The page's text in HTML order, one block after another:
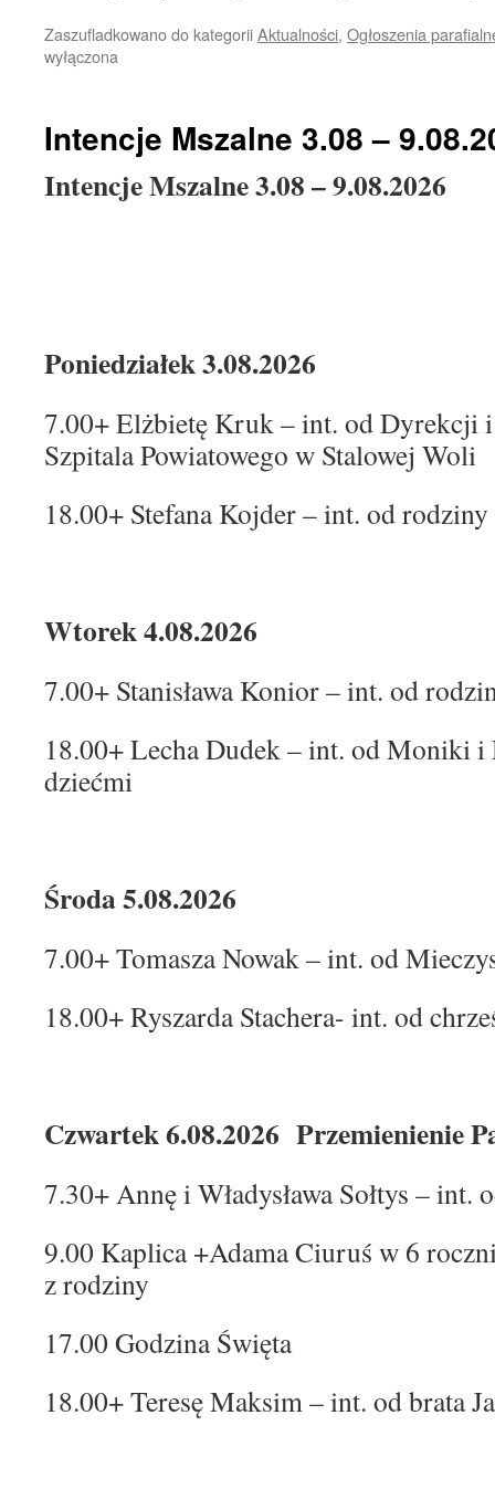
Zaszufladkowano do kategoriiAktualności, Ogłoszenia
wyłączona
Intencje Mszalne 3.08 –
Intencje Mszalne 3.08 – 9.08.2026
Poniedziałek 3.08.2026
7.00+ Elżbietę Kruk – int. od Dyrekcji
Szpitala Powiatowego w Stalowej Woli
18.00+ Stefana Kojder – int. od
Wtorek 4.08.2026
7.00+ Stanisława Konior – int. od
18.00+ Lecha Dudek – int. od Moniki i
dziećmi
Środa 5.08.2026
7.00+ Tomasza Nowak – int. od
18.00+ Ryszarda Stachera- int. od
Czwartek 6.08.2026 Przemienienie
7.30+ Annę i Władysława Sołtys – int.
9.00 Kaplica +Adama Ciuruś w 6
z rodziny
17.00 Godzina Święta
18.00+ Teresę Maksim – int. od brata